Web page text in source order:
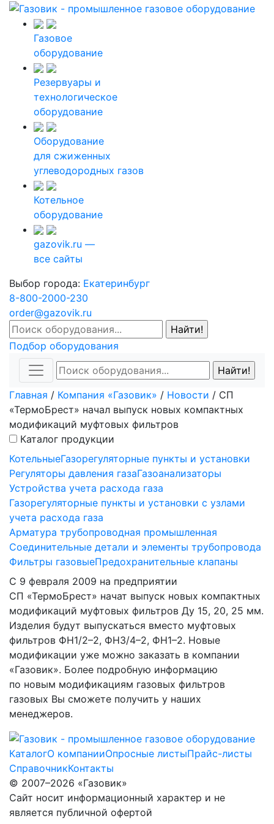
Газовое
оборудование
Резервуары и
технологическое
оборудование
Оборудование
для сжиженных
углеводородных газов
Котельное
оборудование
gazovik.ru —
все сайты
Выбор города: Екатеринбург
8-800-2000-230
order@gazovik.ru
Подбор оборудования
Главная / Компания «Газовик» / Новости / СП
«ТермоБрест» начал выпуск новых компактных
модификаций муфтовых фильтров
Каталог продукции
КотельныеГазорегуляторные пункты и установки
Регуляторы давления газаГазоанализаторы
Устройства учета расхода газа
Газорегуляторные пункты и установки с узлами
учета расхода газа
Арматура трубопроводная промышленная
Соединительные детали и элементы трубопровода
Фильтры газовыеПредохранительные клапаны
С 9 февраля 2009 на предприятии
СП «ТермоБрест» начат выпуск новых компактных
модификаций муфтовых фильтров Ду 15, 20, 25 мм.
Изделия будут выпускаться вместо муфтовых
фильтров ФН1/2–2, ФН3/4–2, ФН1–2. Новые
модификации уже можно заказать в компании
«Газовик». Более подробную информацию
по новым модификациям газовых фильтров
газовых Вы сможете получить у наших
менеджеров.
КаталогО компанииОпросные листыПрайс-листы
СправочникКонтакты
© 2007–2026 «Газовик»
Сайт носит информационный характер и не
является публичной офертой